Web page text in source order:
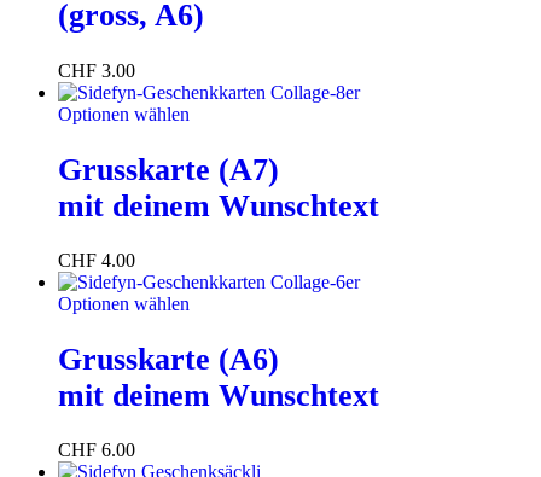
(gross, A6)
CHF 3.00
Optionen wählen
Grusskarte (A7)
mit deinem Wunschtext
CHF 4.00
Optionen wählen
Grusskarte (A6)
mit deinem Wunschtext
CHF 6.00